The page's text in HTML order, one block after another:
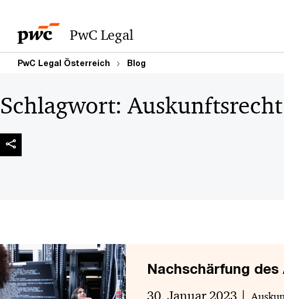
PwC Legal
PwC Legal Österreich Blog
Schlagwort:Auskunftsrecht
Nachschärfung